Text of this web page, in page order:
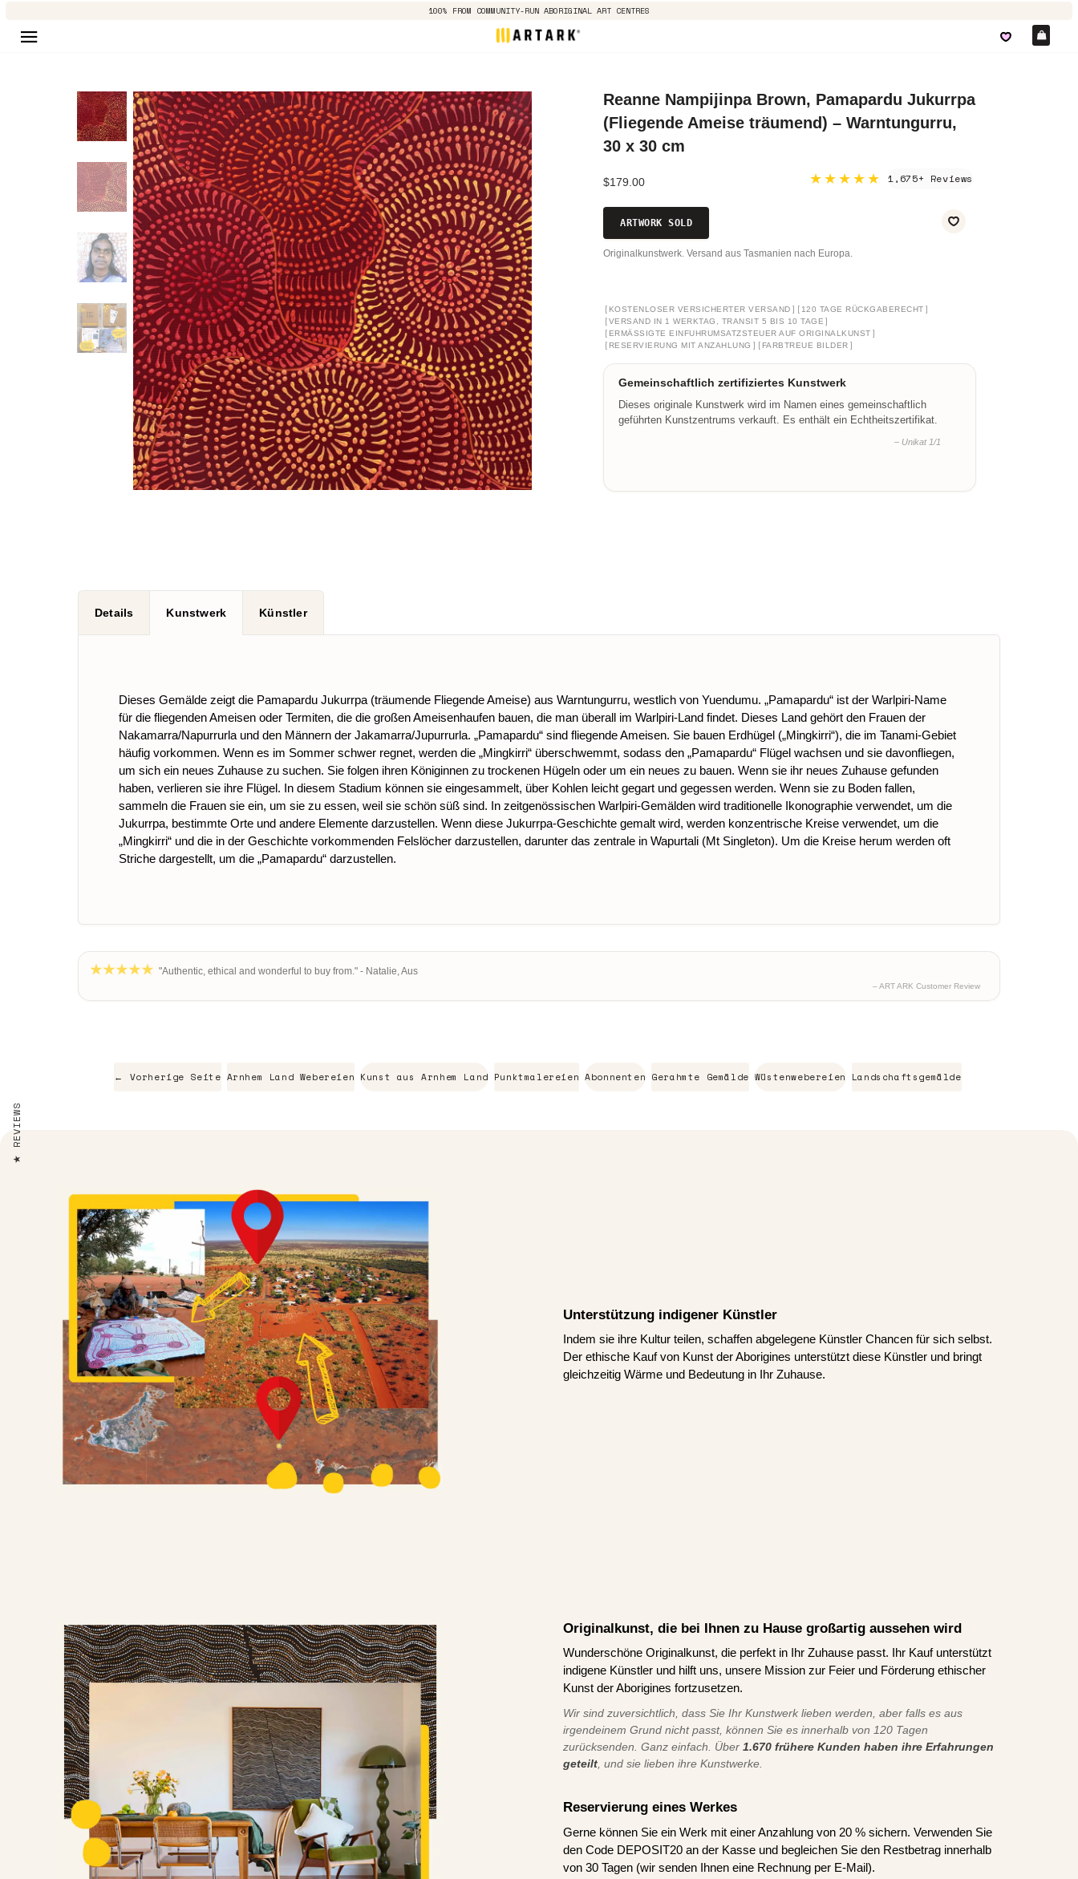
100% FROM COMMUNITY-RUN ABORIGINAL ART CENTRES
Reanne Nampijinpa Brown, Pamapardu Jukurrpa
(Fliegende Ameise träumend) – Warntungurru,
30 x 30 cm
$179.00 ★★★★★ 1,675+ Reviews
ARTWORK SOLD
Originalkunstwerk. Versand aus Tasmanien nach Europa.
[ KOSTENLOSER VERSICHERTER VERSAND ] [ 120 TAGE RÜCKGABERECHT ]
[VERSAND IN 1 WERKTAG, TRANSIT 5 BIS 10 TAGE ]
[ ERMÄSSIGTE EINFUHRUMSATZSTEUER AUF ORIGINALKUNST
]
[ RESERVIERUNG MIT ANZAHLUNG ] [ FARBTREUE BILDER ]
Gemeinschaftlich zertifiziertes Kunstwerk
Dieses originale Kunstwerk wird im Namen eines gemeinschaftlich
geführten Kunstzentrums verkauft. Es enthält ein Echtheitszertifikat.
– Unikat 1/1
Details Kunstwerk Künstler
Dieses Gemälde zeigt die Pamapardu Jukurrpa (träumende Fliegende Ameise) aus Warntungurru, westlich von Yuendumu. „Pamapardu“ ist der Warlpiri-Name
für die fliegenden Ameisen oder Termiten, die die großen Ameisenhaufen bauen, die man überall im Warlpiri-Land findet. Dieses Land gehört den Frauen der
Nakamarra/Napurrurla und den Männern der Jakamarra/Jupurrurla. „Pamapardu“ sind fliegende Ameisen. Sie bauen Erdhügel („Mingkirri“), die im Tanami-Gebiet
häufig vorkommen. Wenn es im Sommer schwer regnet, werden die „Mingkirri“ überschwemmt, sodass den „Pamapardu“ Flügel wachsen und sie davonfliegen,
um sich ein neues Zuhause zu suchen. Sie folgen ihren Königinnen zu trockenen Hügeln oder um ein neues zu bauen. Wenn sie ihr neues Zuhause gefunden
haben, verlieren sie ihre Flügel. In diesem Stadium können sie eingesammelt, über Kohlen leicht gegart und gegessen werden. Wenn sie zu Boden fallen,
sammeln die Frauen sie ein, um sie zu essen, weil sie schön süß sind. In zeitgenössischen Warlpiri-Gemälden wird traditionelle Ikonographie verwendet, um die
Jukurrpa, bestimmte Orte und andere Elemente darzustellen. Wenn diese Jukurrpa-Geschichte gemalt wird, werden konzentrische Kreise verwendet, um die
„Mingkirri“ und die in der Geschichte vorkommenden Felslöcher darzustellen, darunter das zentrale in Wapurtali (Mt Singleton). Um die Kreise herum werden oft
Striche dargestellt, um die „Pamapardu“ darzustellen.
"Authentic, ethical and wonderful to buy from." - Natalie, Aus
– ART ARK Customer Review
← Vorherige Seite Arnhem Land Webereien Kunst aus Arnhem Land Punktmalereien Abonnenten Gerahmte Gemälde Wüstenwebereien Landschaftsgemälde
Unterstützung indigener Künstler
Indem sie ihre Kultur teilen, schaffen abgelegene Künstler Chancen für sich selbst.
Der ethische Kauf von Kunst der Aborigines unterstützt diese Künstler und bringt
gleichzeitig Wärme und Bedeutung in Ihr Zuhause.
Originalkunst, die bei Ihnen zu Hause großartig aussehen wird
Wunderschöne Originalkunst, die perfekt in Ihr Zuhause passt. Ihr Kauf unterstützt
indigene Künstler und hilft uns, unsere Mission zur Feier und Förderung ethischer
Kunst der Aborigines fortzusetzen.
Wir sind zuversichtlich, dass Sie Ihr Kunstwerk lieben werden, aber falls es aus
irgendeinem Grund nicht passt, können Sie es innerhalb von 120 Tagen
zurücksenden. Ganz einfach. Über 1.670 frühere Kunden haben ihre Erfahrungen
geteilt, und sie lieben ihre Kunstwerke.
Reservierung eines Werkes
Gerne können Sie ein Werk mit einer Anzahlung von 20 % sichern. Verwenden Sie
den Code DEPOSIT20 an der Kasse und begleichen Sie den Restbetrag innerhalb
von 30 Tagen (wir senden Ihnen eine Rechnung per E-Mail).
REVIEWS